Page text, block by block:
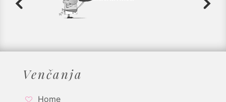
Venčanja
Home